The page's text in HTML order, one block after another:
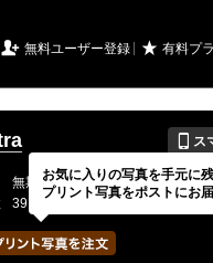
 無料ユーザー登録 ★ 有料プ
📱 ス
無期限 イベントの期間
---
39 / 2000枚
お気に入りの写真を手元に
プリント写真をポストにお